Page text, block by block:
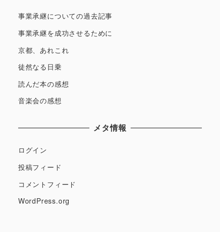
事業承継についての過去記事
事業承継を成功させるために
京都、あれこれ
徒然なる日乗
読んだ本の感想
音楽会の感想
メタ情報
ログイン
投稿フィード
コメントフィード
WordPress.org